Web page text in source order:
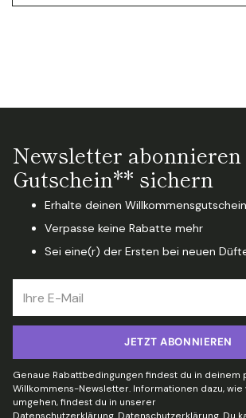
Newsletter abonnieren
Gutschein** sichern
Erhalte deinen Willkommensgutschein
Verpasse keine Rabatte mehr
Sei eine(r) der Ersten bei neuen
E-
Mail
JETZT ABONNIEREN
Genaue Rabattbedingungen findest du in deinem
Willkommens-Newsletter. Informationen dazu,
umgehen, findest du in unserer